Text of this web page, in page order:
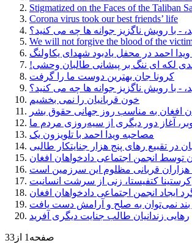
Stigmatized on the Faces of the Taliban
Corona virus took our best friends’ life
- با رویش ناگزیز جوانه ها چه می کنید؟
We will not forgive the blood of the
احمد در محفل یادبود شهدای یکاولنگ
لکه ای ننگ بر پیشانی طالبان وحشی
کرونا جان بهترین دوست ما را گرفت
- با رویش ناگزیز جوانه ها چه می کنید؟
خون قربانیان را نمی بخشیم
افغان به مناسب روز جهانی حقوق بشر
آغاز دور دیگری از سیه‌روزی مردم ما
مصاحبه ویدا احمد با تلویزون یک
در تقبیع رهای پنج هزار جنایتکار طالبی
توسط انجمن اجتماعی دادخواهان افغان
قربانی مظلوم این سرزمین است
کرستینا کتفیستا، زنی از سرشت انسانیت
ایجاد انجمن اجتماعی دادخواهان افغان
بند نمی‌توان به صلح و آرامش دست یافت
رهایی زندانیان طالب جنایت دیگری آفرید
صفحه1 از33